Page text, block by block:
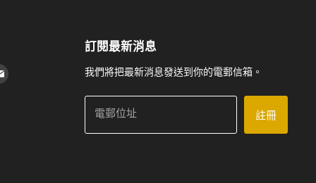
到我們
上找到我們
上找到我們
在 電子郵件 上找到我們
訂閱最新消息
我們將把最新消息發送到你的電郵信箱。
電郵位址 註冊